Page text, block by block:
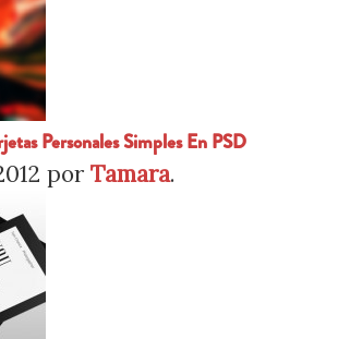
Personales Simples En PSD
por Tamara.